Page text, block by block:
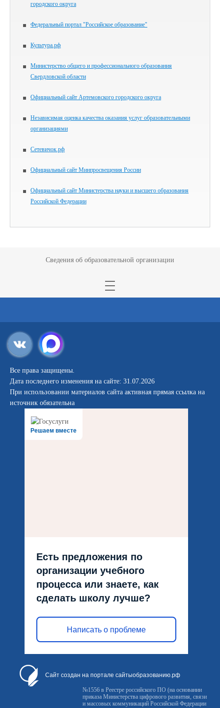
городского округа
Федеральный портал "Российское образование"
Культура.рф
Министерство общего и профессионального образования
Свердловской области
Официальный сайт Артемовского городского округа
Независимая оценка качества оказания услуг образовательными
организациями
Сетевичок.рф
Официальный сайт Минпросвещения России
Официальный сайт Министерства науки и высшего образования
Российской Федерации
Сведения об образовательной организации
Все права защищены.
Дата последнего изменения на сайте: 31.07.2026
При использовании материалов сайта активная прямая ссылка на
источник обязательна
Решаем вместе
Есть предложения по
организации учебного
процесса или знаете, как
сделать школу лучше?
Написать о проблеме
Сайт создан на портале сайтыобразованию.рф
№1556 в Реестре российского ПО (на основании
приказа Министерства цифрового развития, связи
и массовых коммуникаций Российской Федерации